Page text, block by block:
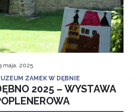
maja, 2025
ZAMEK W DĘBNIE
2025 – WYSTAWA